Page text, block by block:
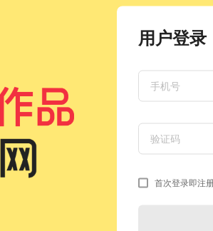
用户登录
手机号
验证码
首次登录即注